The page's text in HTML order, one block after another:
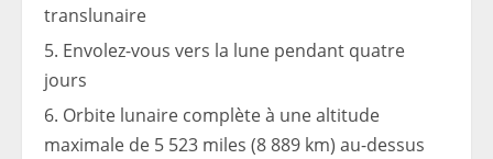
translunaire
Envolez-vous vers la lune pendant quatre
jours
Orbite lunaire complète à une altitude
maximale de 5 523 miles (8 889 km) au-dessus